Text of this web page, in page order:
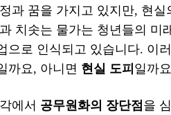
과 꿈을 가지고 있지만, 현
치솟는 물가는 청년들의 미
으로 인식되고 있습니다. 이
까요, 아니면 현실 도피 일까
에서 공무원화의 장단점 을